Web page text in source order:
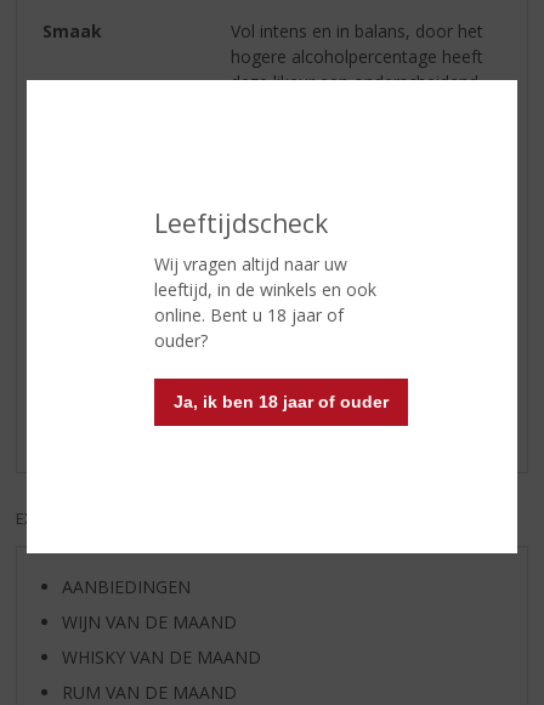
Leeftijdscheck
Wij vragen altijd naar uw
leeftijd, in de winkels en ook
online. Bent u 18 jaar of
ouder?
Ja, ik ben 18 jaar of ouder
Smaak
Vol intens en in balans, door het
hogere alcoholpercentage heeft
deze likeur een onderscheidend
Reviews
Schrijf een review
EXCL. BTW
AANBIEDINGEN
WIJN VAN DE MAAND
WHISKY VAN DE MAAND
RUM VAN DE MAAND